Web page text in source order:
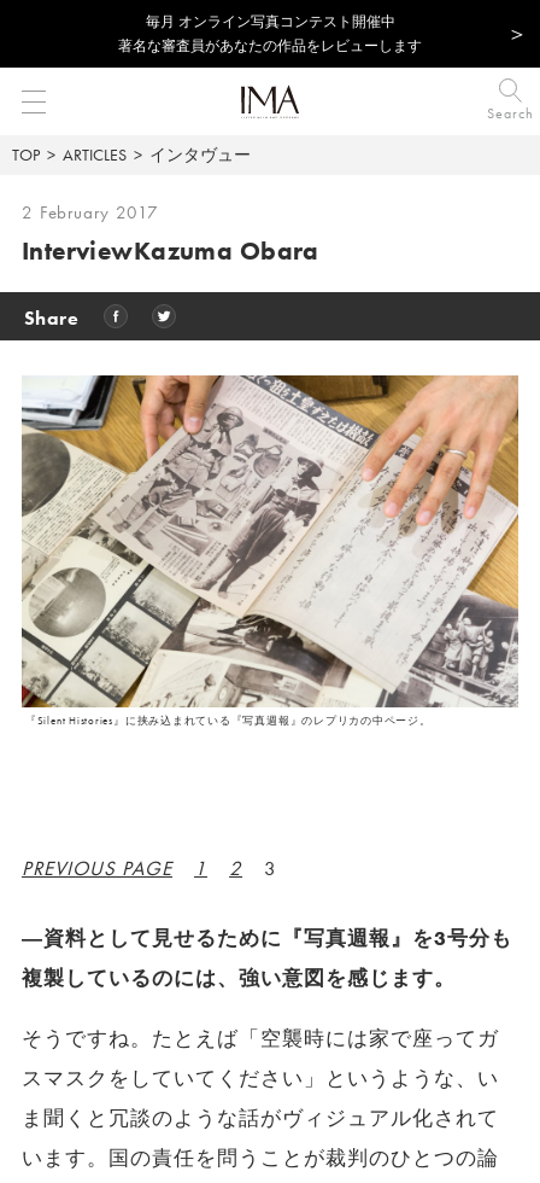
毎⽉ オンライン写真コンテスト開催中
著名な審査員があなたの作品をレビューします
Search
TOP ARTICLES インタヴュー
2 February 2017
InterviewKazuma Obara
Share
『Silent Histories』に挟み込まれている『写真週報』のレプリカの中ページ。
PREVIOUS PAGE 1 2 3
―資料として見せるために『写真週報』を3号分も
複製しているのには、強い意図を感じます。
そうですね。たとえば「空襲時には家で座ってガ
スマスクをしていてください」というような、い
ま聞くと冗談のような話がヴィジュアル化されて
います。国の責任を問うことが裁判のひとつの論